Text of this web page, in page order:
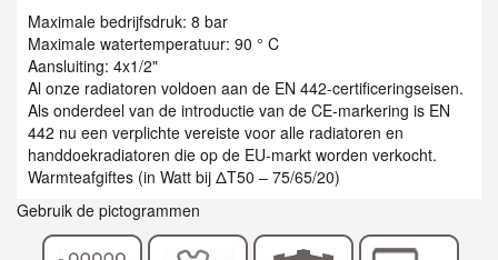
Maximale bedrijfsdruk: 8 bar
Maximale watertemperatuur: 90 ° C
Aansluiting: 4x1/2"
Al onze radiatoren voldoen aan de EN 442-certificeringseisen.
Als onderdeel van de introductie van de CE-markering is EN
442 nu een verplichte vereiste voor alle radiatoren en
handdoekradiatoren die op de EU-markt worden verkocht.
Warmteafgiftes (in Watt bij ΔT50 – 75/65/20)
Gebruik de pictogrammen